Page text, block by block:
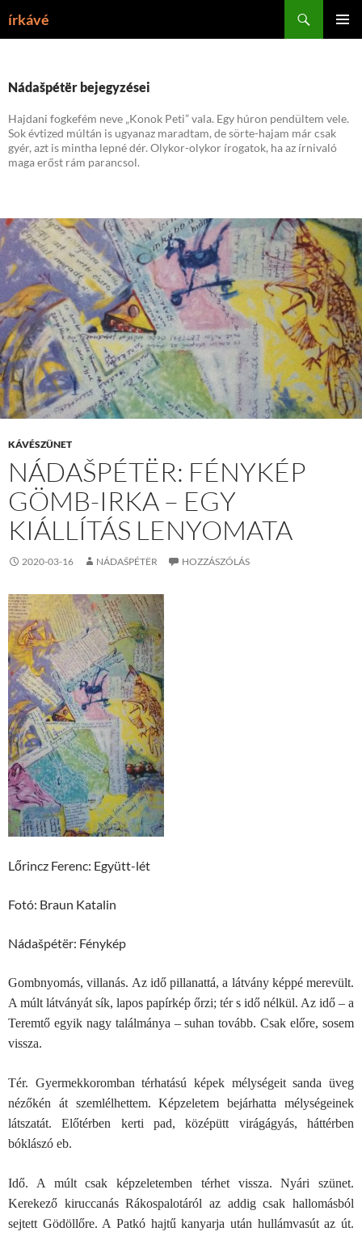
írkávé
Nádašpétër bejegyzései
Hajdani fogkefém neve „Konok Peti” vala. Egy húron pendültem vele.
Sok évtized múltán is ugyanaz maradtam, de sörte-hajam már csak
gyér, azt is mintha lepné dér. Olykor-olykor írogatok, ha az írnivaló
maga erőst rám parancsol.
KÁVÉSZÜNET
NÁDAŠPÉTËR: FÉNYKÉP
GÖMB-IRKA – EGY
KIÁLLÍTÁS LENYOMATA
2020-03-16 NÁDAŠPÉTËR HOZZÁSZÓLÁS
Lőrincz Ferenc: Együtt-lét
Fotó: Braun Katalin
Nádašpétër: Fénykép
Gombnyomás, villanás. Az idő pillanattá, a látvány képpé merevült.
A múlt látványát sík, lapos papírkép őrzi; tér s idő nélkül. Az idő – a
Teremtő egyik nagy találmánya – suhan tovább. Csak előre, sosem
vissza.
Tér. Gyermekkoromban térhatású képek mélységeit sanda üveg
nézőkén át szemlélhettem. Képzeletem bejárhatta mélységeinek
látszatát. Előtérben kerti pad, középütt virágágyás, háttérben
bóklászó eb.
Idő. A múlt csak képzeletemben térhet vissza. Nyári szünet.
Kerekező kiruccanás Rákospalotáról az addig csak hallomásból
sejtett Gödöllőre. A Patkó hajtű kanyarja után hullámvasút az út.